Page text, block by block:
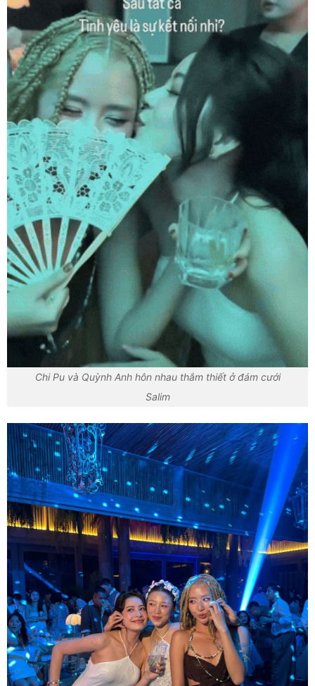
Chi Pu và Quỳnh Anh hôn nhau thắm thiết ở đám cưới
Salim